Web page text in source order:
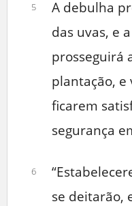
5
A debulha
das uvas, e
prosseguirá
plantação, e
ficarem
segurança
6
se deitarão,